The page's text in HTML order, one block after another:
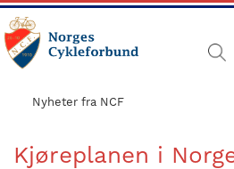
Skip
to
main
content
Skip
to
footer
Cykleforbund
stiftet
Nyheter fra NCF
Kjøreplanen i